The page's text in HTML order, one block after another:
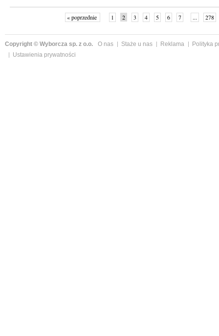
« poprzednie 1 2 3 4 5 6 7 ... 278
Copyright © Wyborcza sp. z o.o. O nas Staże u nas Reklama
Polityka
Ustawienia prywatności